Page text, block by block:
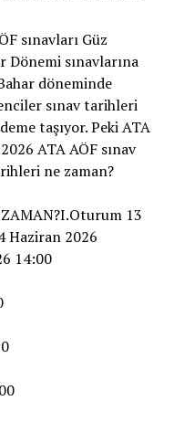
sınavları Güz
Dönemi sınavlarına
döneminde
sınav tarihleri
taşıyor. Peki ATA
ATA AÖF sınav
ne zaman?
13
Haziran 2026
14:00